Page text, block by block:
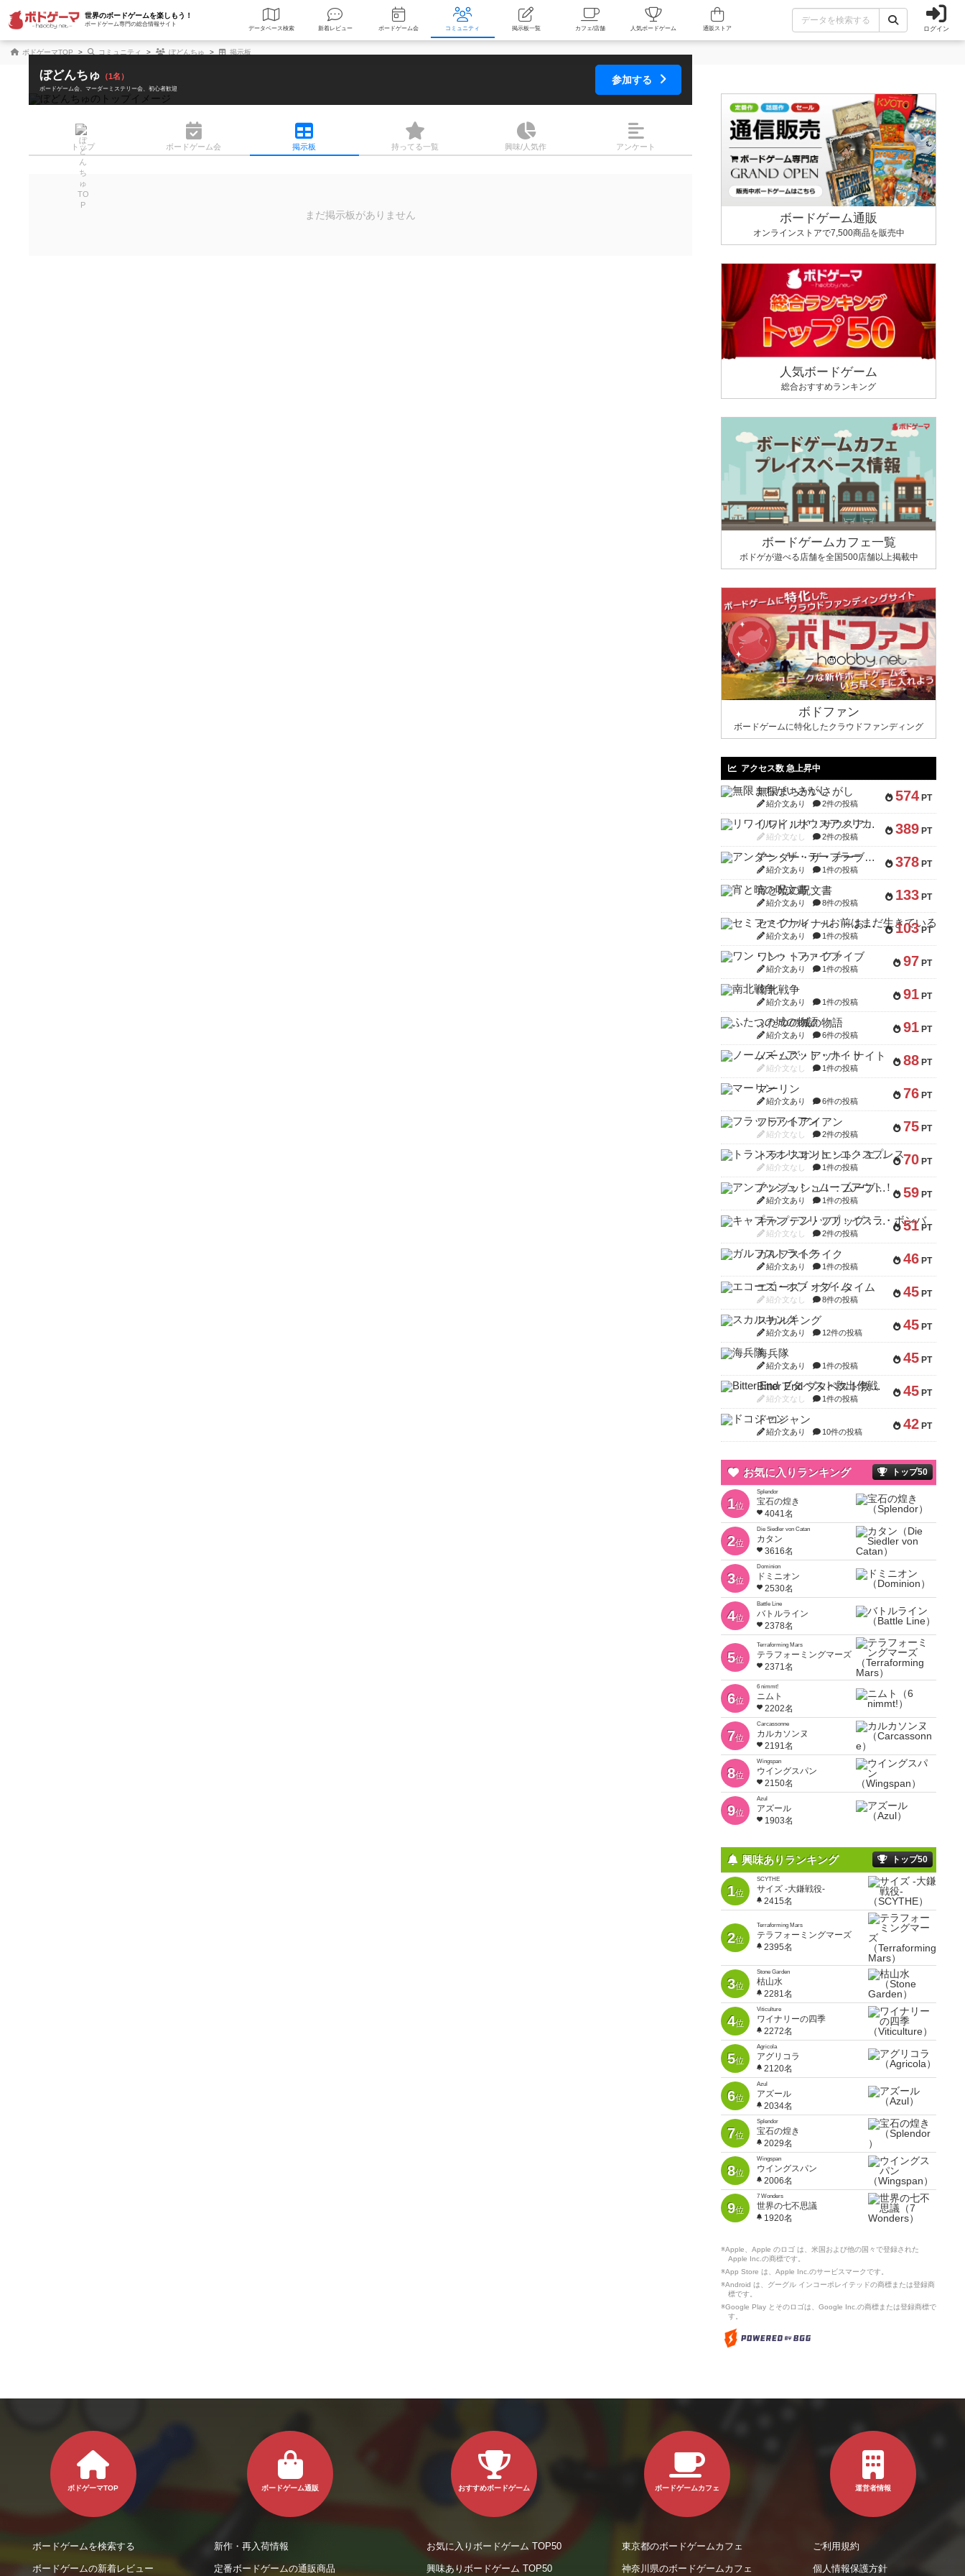
世界のボードゲームを楽しもう！
ボードゲーム専門の総合情報サイト
データベース 検索 新着レビュー ボードゲーム会 コミュニティ 掲示板一覧 カフェ/店舗 人気ボードゲーム 通販ストア ログイン
ボドゲーマTOP コミュニティ ぼどんちゅ 掲示板
ぼどんちゅ （1名）
ボードゲーム会 マーダーミステリー会 初心者歓迎
参加する
トップ ボードゲーム会 掲示板 持ってる一覧 興味/人気作 アンケート
まだ掲示板がありません ボードゲーム通販
オンラインストアで7,500商品を販売中
人気ボードゲーム
総合おすすめランキング
ボードゲームカフェ一覧
ボドゲが遊べる店舗を全国500店舗以上掲載中
ボドファン
ボードゲームに特化したクラウドファンディング
アクセス数 急上昇中
574 PT
無限まちがいさがし
紹介文あり 2件の投稿
389 PT
リワイルド：サウスアメリカ
紹介文なし 2件の投稿
378 PT
アンダー・ザ・テーブラー
紹介文あり 1件の投稿
133 PT
宵と暁の呪文書
紹介文あり 8件の投稿
103 PT
セミファイナル ～お前はまだ生きている～
紹介文あり 1件の投稿
97 PT
ワン・トゥ・ファイブ
紹介文あり 1件の投稿
91 PT
南北戦争
紹介文あり 1件の投稿
91 PT
ふたつの城の物語
紹介文あり 6件の投稿
88 PT
ノームズ・アット・ナイト
紹介文なし 1件の投稿
76 PT
マーリン
紹介文あり 6件の投稿
75 PT
フラットアイアン
紹介文なし 2件の投稿
70 PT
トランスオリエント・エクスプレス
紹介文なし 1件の投稿
59 PT
アンブッシュ！：ムーブアウト！
紹介文あり 1件の投稿
51 PT
キャプテン・フリップ：イスラ・ボンバ
紹介文なし 2件の投稿
46 PT
ガルフストライク
紹介文あり 1件の投稿
45 PT
エコーズ・オブ・タイム
紹介文なし 8件の投稿
45 PT
スカルキング
紹介文あり 12件の投稿
45 PT
海兵隊
紹介文あり 1件の投稿
45 PT
Bitter End ブタペスト救出作戦
紹介文なし 1件の投稿
42 PT
ドコジャン
紹介文あり 10件の投稿
お気に入りランキング トップ50
1位
Splendor
宝石の煌き
4041名
2位
Die Siedler von Catan
カタン
3616名
3位
Dominion
ドミニオン
2530名
4位
Battle Line
バトルライン
2378名
5位
Terraforming Mars
テラフォーミングマーズ
2371名
6位
6 nimmt!
ニムト
2202名
7位
Carcassonne
カルカソンヌ
2191名
8位
Wingspan
ウイングスパン
2150名
9位
Azul
アズール
1903名
興味ありランキング トップ50
1位
SCYTHE
サイズ -大鎌戦役-
2415名
2位
Terraforming Mars
テラフォーミングマーズ
2395名
3位
Stone Garden
枯山水
2281名
4位
Viticulture
ワイナリーの四季
2272名
5位
Agricola
アグリコラ
2120名
6位
Azul
アズール
2034名
7位
Splendor
宝石の煌き
2029名
8位
Wingspan
ウイングスパン
2006名
9位
7 Wonders
世界の七不思議
1920名
※Apple、Apple のロゴ は、米国および他の国々で登録された
Apple Inc.の商標です。
※App Store は、Apple Inc.のサービスマークです。
※Android は、グーグル インコーポレイテッドの商標または登録商
標です。
※Google Play とそのロゴは、Google Inc.の商標または登録商標で
す。
ボドゲーマTOP
ボードゲームを検索する
ボードゲームの新着レビュー
ボードゲーム通販
新作・再入荷情報
定番ボードゲームの通販商品
おすすめボードゲーム
お気に入りボードゲーム TOP50
興味ありボードゲーム TOP50
ボードゲームカフェ
東京都のボードゲームカフェ
神奈川県のボードゲームカフェ
運営者情報
ご利用規約
個人情報保護方針